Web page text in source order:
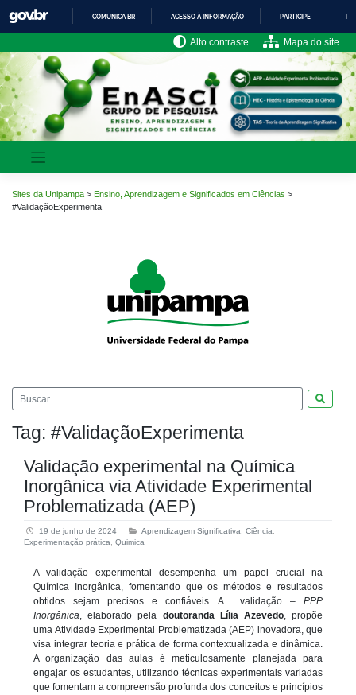
para
o
conteúdo
IR
PARA
O
COMUNICA BR ACESSO À INFORMAÇÃO PARTICIPE
Alto contraste Mapa do site
Sites da Unipampa > Ensino, Aprendizagem e Significados em Ciências >
#ValidaçãoExperimenta
Tag: #ValidaçãoExperimenta
Validação experimental na Química
Inorgânica via Atividade Experimental
Problematizada (AEP)
19 de junho de 2024 Aprendizagem Significativa Ciência
Experimentação prática
Quimica
A validação experimental desempenha um papel crucial na
Química Inorgânica, fomentando que os métodos e resultados
obtidos sejam precisos e confiáveis. A validação – PPP
Inorgânica, elaborado pela doutoranda Lília Azevedo, propõe
uma Atividade Experimental Problematizada (AEP) inovadora, que
visa integrar teoria e prática de forma contextualizada e dinâmica.
A organização das aulas é meticulosamente planejada para
engajar os estudantes, utilizando técnicas experimentais variadas
que fomentam a compreensão profunda dos conceitos e princípios